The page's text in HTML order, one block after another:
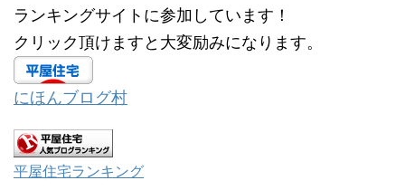
き
ま
し
ウ
ィ
ン
ウ
で
開
す
)
ランキングサイトに参加しています！
クリック頂けますと大変励みになります。
にほんブログ村
平屋住宅ランキング